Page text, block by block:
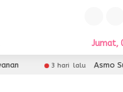
Jumat,
3 hari lalu Asmo Sulsel dan